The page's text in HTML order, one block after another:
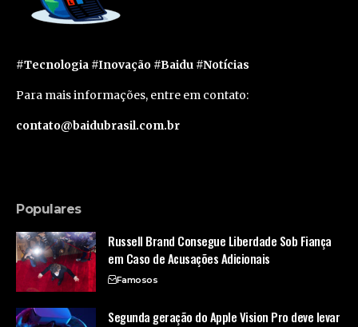
#Tecnologia #Inovação #Baidu #Notícias
Para mais informações, entre em contato:
contato@baidubrasil.com.br
Populares
Russell Brand Consegue Liberdade Sob Fiança
em Caso de Acusações Adicionais
Famosos
Segunda geração do Apple Vision Pro deve levar